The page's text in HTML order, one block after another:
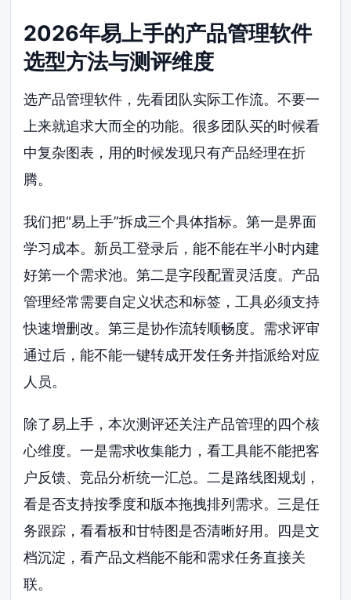
2026年易上手的产品管理软件
选型方法与测评维度
选产品管理软件，先看团队实际工作流。不要一
上来就追求大而全的功能。很多团队买的时候看
中复杂图表，用的时候发现只有产品经理在折
腾。
我们把“易上手”拆成三个具体指标。第一是界面
学习成本。新员工登录后，能不能在半小时内建
好第一个需求池。第二是字段配置灵活度。产品
管理经常需要自定义状态和标签，工具必须支持
快速增删改。第三是协作流转顺畅度。需求评审
通过后，能不能一键转成开发任务并指派给对应
人员。
除了易上手，本次测评还关注产品管理的四个核
心维度。一是需求收集能力，看工具能不能把客
户反馈、竞品分析统一汇总。二是路线图规划，
看是否支持按季度和版本拖拽排列需求。三是任
务跟踪，看看板和甘特图是否清晰好用。四是文
档沉淀，看产品文档能不能和需求任务直接关
联。